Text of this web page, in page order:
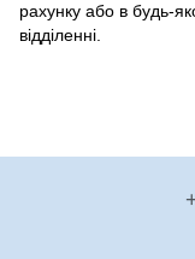
рахунку або в будь-
відділенні.